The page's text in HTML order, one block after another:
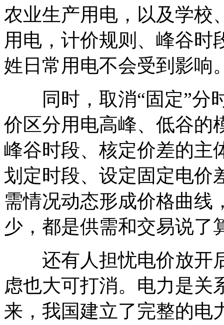
农业生产用电，以及学校
用电，计价规则、峰谷时
姓日常用电不会受到影响
同时，取消“固定”分时
价区分用电高峰、低谷的
峰谷时段、核定价差的主
划定时段、设定固定电价
需情况动态形成价格曲线
少，都是供需和交易说了
还有人担忧电价放开
虑也大可打消。电力是关
来，我国建立了完整的电